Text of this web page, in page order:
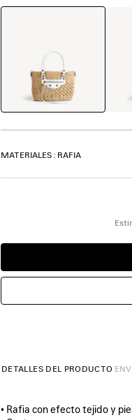
Natural/Blanco
MATERIALES : RAFIA
DETALLES DEL PRODUCTO
• Rafia con efecto tejido y